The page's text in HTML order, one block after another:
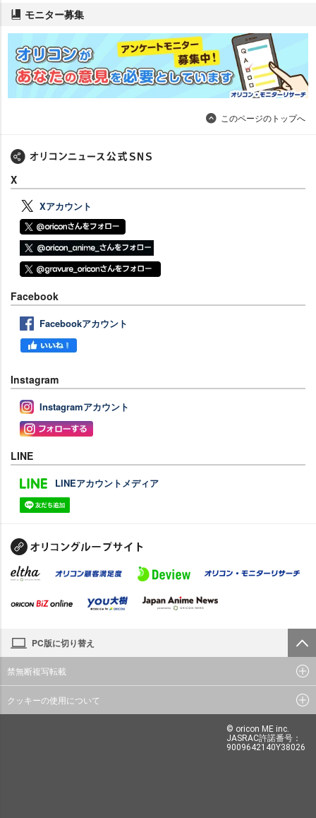
モニター募集
このページのトップへ
X
Xアカウント
Facebook
Facebookアカウント
Instagram
Instagramアカウント
LINE
LINEアカウントメディア
PC版に切り替え
禁無断複写転載
クッキーの使用について
© oricon ME inc.
JASRAC許諾番号：
9009642140Y38026